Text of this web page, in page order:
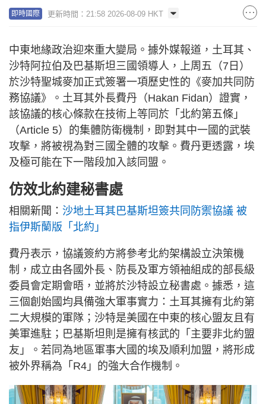
即時國際 更新時間：21:58 2026-08-09 HKT
中東地緣政治迎來重大變局。據外媒報道，土耳其、
沙特阿拉伯及巴基斯坦三國領導人，上周五（7日）
於沙特聖城麥加正式簽署一項歷史性的《麥加共同防
務協議》。土耳其外長費丹（Hakan Fidan）證實，
該協議的核心條款在技術上等同於「北約第五條」
（Article 5）的集體防衛機制，即對其中一國的武裝
攻擊，將被視為對三國全體的攻擊。費丹更透露，埃
及極可能在下一階段加入該同盟。
仿效北約建秘書處
相關新聞： 沙地土耳其巴基斯坦簽共同防禦協議 被
指伊斯蘭版「北約」
費丹表示，協議簽約方將參考北約架構設立決策機
制，成立由各國外長、防長及軍方領袖組成的部長級
委員會定期會晤，並將於沙特設立秘書處。據悉，這
三個創始國均具備強大軍事實力：土耳其擁有北約第
二大規模的軍隊；沙特是美國在中東的核心盟友且有
美軍進駐；巴基斯坦則是擁有核武的「主要非北約盟
友」。若同為地區軍事大國的埃及順利加盟，將形成
被外界稱為「R4」的強大合作機制。